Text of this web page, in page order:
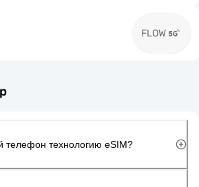
FLOW
телефон технологию eSIM?